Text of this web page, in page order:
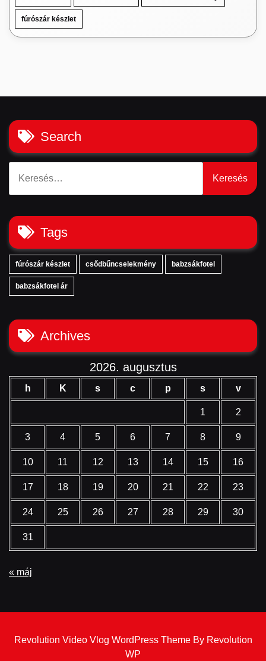
fúrószár készlet
Search
Tags
fúrószár készlet csődbűncselekmény babzsákfotel
babzsákfotel ár
Archives
2026. augusztus
h K s c p s v
1 2
3 4 5 6 7 8 9
10 11 12 13 14 15 16
17 18 19 20 21 22 23
24 25 26 27 28 29 30
31
« máj
Revolution Video Vlog WordPress Theme By Revolution
WP